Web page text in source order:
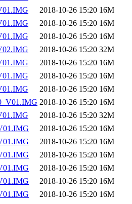
2018-10-26 15:20 16M
2018-10-26 15:20 16M
2018-10-26 15:20 16M
2018-10-26 15:20 32M
2018-10-26 15:20 16M
2018-10-26 15:20 16M
2018-10-26 15:20 16M
2018-10-26 15:20 16M
2018-10-26 15:20 32M
2018-10-26 15:20 16M
2018-10-26 15:20 16M
2018-10-26 15:20 16M
2018-10-26 15:20 16M
2018-10-26 15:20 16M
2018-10-26 15:20 16M